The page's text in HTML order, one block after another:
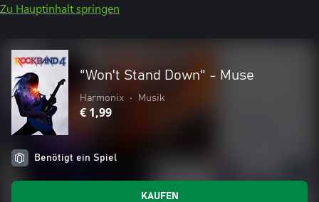
Zu Hauptinhalt springen
"Won't Stand Down" - Muse
Harmonix • Musik
€ 1,99
Benötigt ein Spiel
KAUFEN